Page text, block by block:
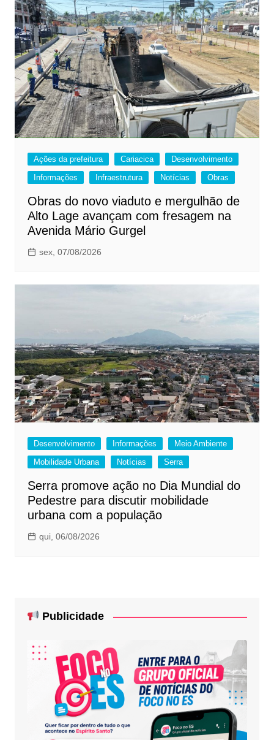
Ações da prefeitura Cariacica
Desenvolvimento
Informações
Infraestrutura Notícias Obras
Obras do novo viaduto e mergulhão de
Alto Lage avançam com fresagem na
Avenida Mário Gurgel
sex, 07/08/2026
Desenvolvimento Informações
Meio Ambiente
Mobilidade Urbana
Notícias Serra
Serra promove ação no Dia Mundial do
Pedestre para discutir mobilidade
urbana com a população
qui, 06/08/2026
Publicidade